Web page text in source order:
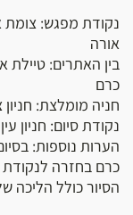
נקודת מפגש:
אורה
בין האתרים: טיילת
כרם
חניה מומלצת:
נקודת סיום: חניון
הערות נוספות:
כרם בחזרה
הסיור כולל הליכה של כ-2 ק"מ לאורך